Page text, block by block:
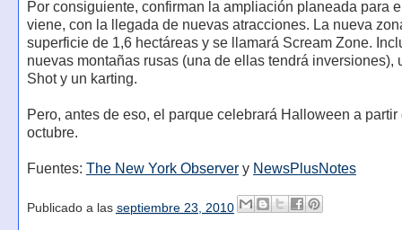
Por consiguiente, confirman la ampliación planeada para
viene, con la llegada de nuevas atracciones. La nueva
superficie de 1,6 hectáreas y se llamará Scream Zone.
nuevas montañas rusas (una de ellas tendrá inversiones),
Shot y un karting.
Pero, antes de eso, el parque celebrará Halloween a partir
octubre.
Fuentes: The New York Observery NewsPlusNotes
Publicado a las septiembre 23, 2010